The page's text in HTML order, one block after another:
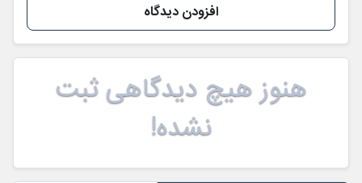
افزودن دیدگاه
هنوز هیچ دیدگاهی ثبت
نشده!